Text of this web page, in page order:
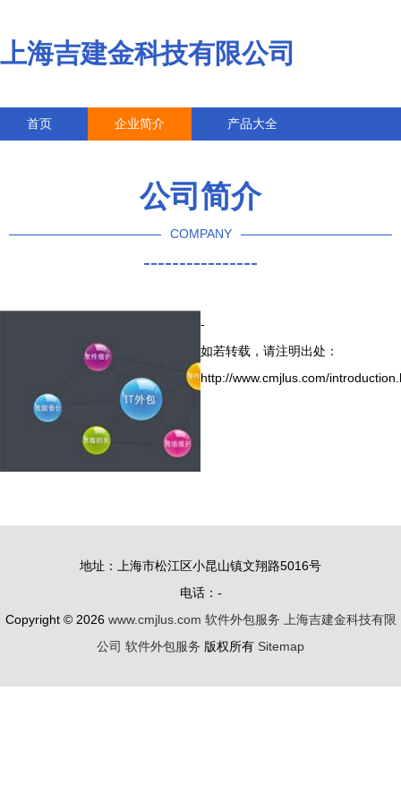
上海吉建金科技有限公司
首页 企业简介 产品大全
公司简介
COMPANY
----------------
-
如若转载，请注明出处：
http://www.cmjlus.com/
地址：上海市松江区小昆山镇文翔路5016号
电话：-
Copyright © 2026 www.cmjlus.com 软件外包服务
上海吉建金科技有限
公司 软件外包服务 版权所有 Sitemap